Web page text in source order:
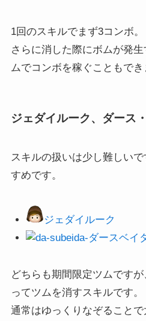
1回のスキルでまず3コンボ。
さらに消した際にボムが発
ムでコンボを稼ぐこともでき
ジェダイルーク、ダース
スキルの扱いは少し難しい
すめです。
ジェダイルーク
ダースベイ
どちらも期間限定ツムです
ってツムを消すスキルです。
通常はゆっくりなぞること